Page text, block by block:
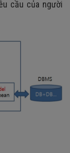
cầu của người